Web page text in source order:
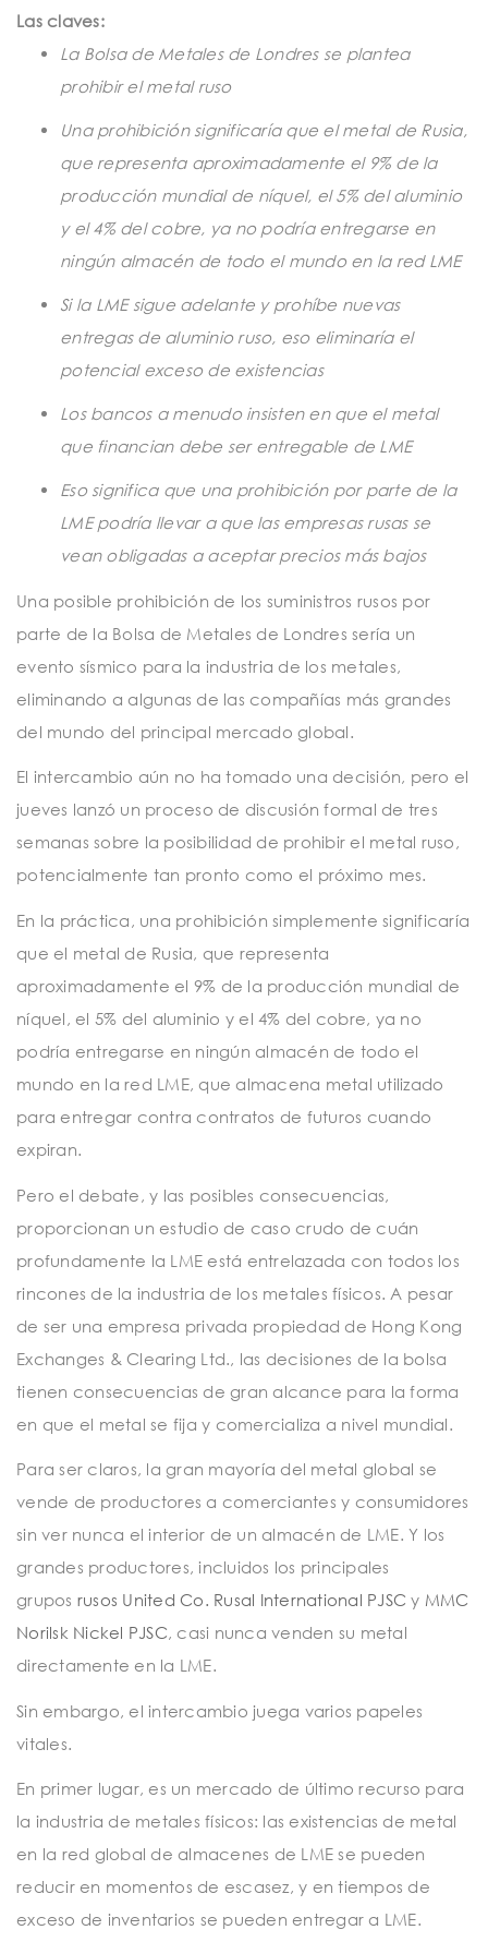
Las claves:
La Bolsa de Metales de Londres se plantea
prohibir el metal ruso
Una prohibición significaría que el metal de Rusia,
que representa aproximadamente el 9% de la
producción mundial de níquel, el 5% del aluminio
y el 4% del cobre, ya no podría entregarse en
ningún almacén de todo el mundo en la red LME
Si la LME sigue adelante y prohíbe nuevas
entregas de aluminio ruso, eso eliminaría el
potencial exceso de existencias
Los bancos a menudo insisten en que el metal
que financian debe ser entregable de LME
Eso significa que una prohibición por parte de la
LME podría llevar a que las empresas rusas se
vean obligadas a aceptar precios más bajos
Una posible prohibición de los suministros rusos por
parte de la Bolsa de Metales de Londres sería un
evento sísmico para la industria de los metales,
eliminando a algunas de las compañías más grandes
del mundo del principal mercado global.
El intercambio aún no ha tomado una decisión, pero el
jueves lanzó un proceso de discusión formal de tres
semanas sobre la posibilidad de prohibir el metal ruso,
potencialmente tan pronto como el próximo mes.
En la práctica, una prohibición simplemente significaría
que el metal de Rusia, que representa
aproximadamente el 9% de la producción mundial de
níquel, el 5% del aluminio y el 4% del cobre, ya no
podría entregarse en ningún almacén de todo el
mundo en la red LME, que almacena metal utilizado
para entregar contra contratos de futuros cuando
expiran.
Pero el debate, y las posibles consecuencias,
proporcionan un estudio de caso crudo de cuán
profundamente la LME está entrelazada con todos los
rincones de la industria de los metales físicos. A pesar
de ser una empresa privada propiedad de Hong Kong
Exchanges & Clearing Ltd., las decisiones de la bolsa
tienen consecuencias de gran alcance para la forma
en que el metal se fija y comercializa a nivel mundial.
Para ser claros, la gran mayoría del metal global se
vende de productores a comerciantes y consumidores
sin ver nunca el interior de un almacén de LME. Y los
grandes productores, incluidos los principales
grupos rusos United Co. Rusal International PJSC y MMC
Norilsk Nickel PJSC, casi nunca venden su metal
directamente en la LME.
Sin embargo, el intercambio juega varios papeles
vitales.
En primer lugar, es un mercado de último recurso para
la industria de metales físicos: las existencias de metal
en la red global de almacenes de LME se pueden
reducir en momentos de escasez, y en tiempos de
exceso de inventarios se pueden entregar a LME.